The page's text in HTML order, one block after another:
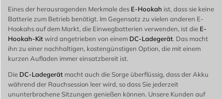
Eines der herausragenden Merkmale des E-Hookah ist, dass sie keine
Batterie zum Betrieb benötigt. Im Gegensatz zu vielen anderen E-
Hookahs auf dem Markt, die Einwegbatterien verwenden, ist die E-
Hookah-Kitwird angetrieben von einem DC-Ladegerät. Das macht
ihn zu einer nachhaltigen, kostengünstigen Option, die mit einem
kurzen Aufladen immer einsatzbereit ist.
Die DC-Ladegerät macht auch die Sorge überflüssig, dass der Akku
während der Rauchsession leer wird, so dass Sie jederzeit
ununterbrochene Sitzungen genießen können. Unsere Kunden auf